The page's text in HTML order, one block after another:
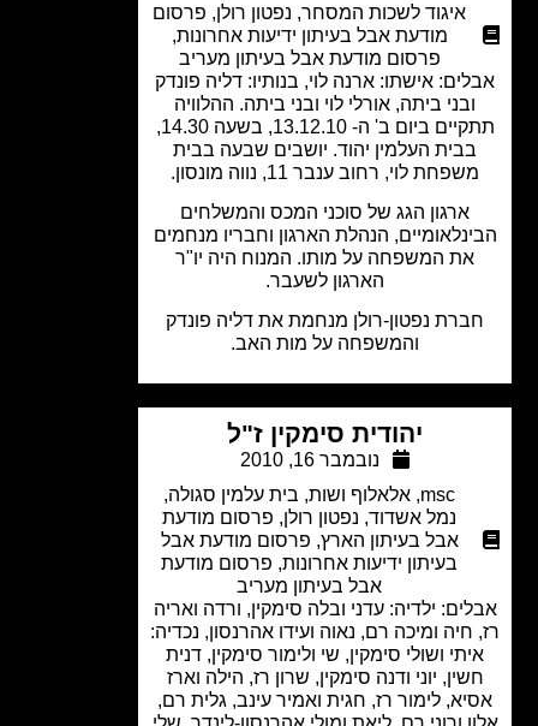
איגוד לשכות המסחר ,נפטון רולן,פרסום
מודעת אבל בעיתון ידיעות אחרונות,
פרסום מודעת אבל בעיתון מעריב
אישתו: ארנה לוי, בנותיו: דליה פונדק
ובני ביתה, אורלי לוי ובני ביתה. ההלוויה
תתקיים ביום ב' ה- 13.12.10, בשעה 14.30,
העלמין יהוד. יושבים שבעה בבית
לוי, רחוב ענבר 11, נווה מונסון.
ארגון הגג של סוכני המכס והמשלחים
הנהלת הארגון וחבריו מנחמים
את המשפחה על מותו. המנוח היה יו"ר
הארגון לשעבר.
נפטון-רולן מנחמת את דליה פונדק
והמשפחה על מות האב.
יהודית סימקין ז"ל
נובמבר 16, 2010
אלאלוף ושות,בית עלמין סגולה,
נמל אשדוד, נפטון רולן,פרסום מודעת
אבל בעיתון הארץ,פרסום מודעת אבל
בעיתון ידיעות אחרונות,פרסום מודעת
אבל בעיתון מעריב
ילדיה: עדני ובלה סימקין, ורדה ואריה
ומיכה רם, נאוה ועידו אהרנסון, נכדיה:
ושולי סימקין, שי ולימור סימקין, דנית
יוני ודנה סימקין, שרון רז, הילה וארז
לימור רז, חגית ואמיר עינב, גלית רם,